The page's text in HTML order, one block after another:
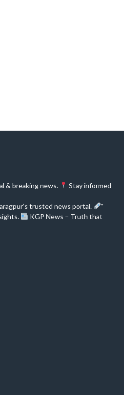
& breaking news.
Stay informed
trusted news portal.
"
KGP News – Truth that